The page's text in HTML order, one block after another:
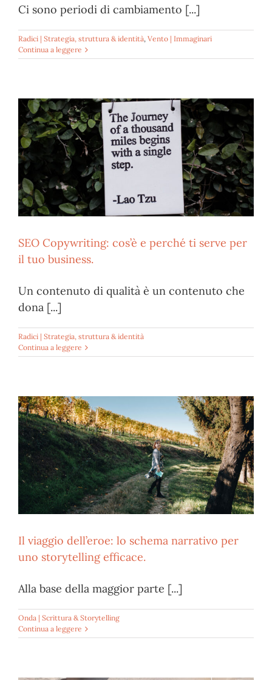
Ci sono periodi di cambiamento [...]
Radici | Strategia, struttura & identità, Vento | Immaginari
Continua a leggere
SEO Copywriting: cos’è e perché ti serve per
il tuo business.
Un contenuto di qualità è un contenuto che
dona [...]
Radici | Strategia, struttura & identità
Continua a leggere
Il viaggio dell’eroe: lo schema narrativo per
uno storytelling efficace.
Alla base della maggior parte [...]
Onda | Scrittura & Storytelling
Continua a leggere